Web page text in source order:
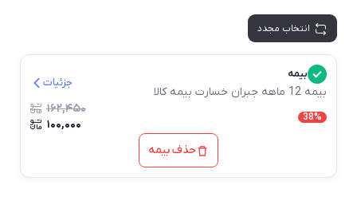
انتخاب مجدد
بیمه
بیمه 12 ماهه جبران خسارت بیمه کالا
جزئیات
حذف بیمه
38%
۱۶۲,۴۵۰
۱۰۰,۰۰۰